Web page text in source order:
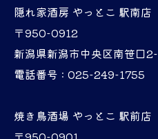
隠れ家酒房 やっとこ 駅南店
〒950-0912
新潟県新潟市中央区南笹口
電話番号 : 025-249-1755
焼き鳥酒場 やっとこ 駅前店